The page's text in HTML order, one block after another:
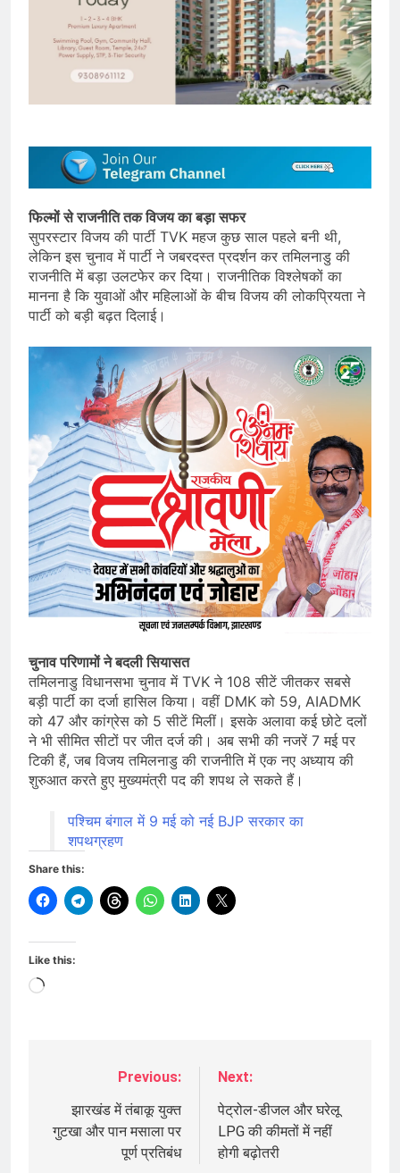
फिल्मों से राजनीति तक विजय का बड़ा सफर
सुपरस्टार विजय की पार्टी TVK महज कुछ साल पहले बनी थी,
लेकिन इस चुनाव में पार्टी ने जबरदस्त प्रदर्शन कर तमिलनाडु की
राजनीति में बड़ा उलटफेर कर दिया। राजनीतिक विश्लेषकों का
मानना है कि युवाओं और महिलाओं के बीच विजय की लोकप्रियता ने
पार्टी को बड़ी बढ़त दिलाई।
चुनाव परिणामों ने बदली सियासत
तमिलनाडु विधानसभा चुनाव में TVK ने 108 सीटें जीतकर सबसे
बड़ी पार्टी का दर्जा हासिल किया। वहीं DMK को 59, AIADMK
को 47 और कांग्रेस को 5 सीटें मिलीं। इसके अलावा कई छोटे दलों
ने भी सीमित सीटों पर जीत दर्ज की। अब सभी की नजरें 7 मई पर
टिकी हैं, जब विजय तमिलनाडु की राजनीति में एक नए अध्याय की
शुरुआत करते हुए मुख्यमंत्री पद की शपथ ले सकते हैं।
पश्चिम बंगाल में 9 मई को नई BJP सरकार का
शपथग्रहण
Share this:
Like this:
Loading…
navigation
Previous:
झारखंड में तंबाकू युक्त
गुटखा और पान मसाला पर
पूर्ण प्रतिबंध
Next:
पेट्रोल-डीजल और घरेलू
LPG की कीमतों में नहीं
होगी बढ़ोतरी